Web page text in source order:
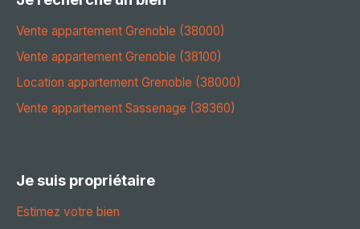
Vente appartement Grenoble (38000)
Vente appartement Grenoble (38100)
Location appartement Grenoble (38000)
Vente appartement Sassenage (38360)
Je suis propriétaire
Estimez votre bien